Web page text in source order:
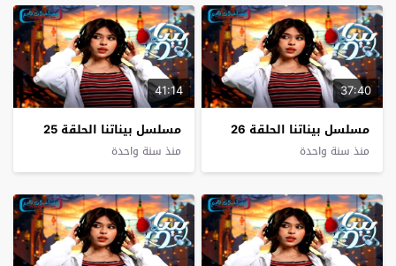
37:40
مسلسل بيناتنا الحلقة 26
منذ سنة واحدة
41:14
مسلسل بيناتنا الحلقة 25
منذ سنة واحدة